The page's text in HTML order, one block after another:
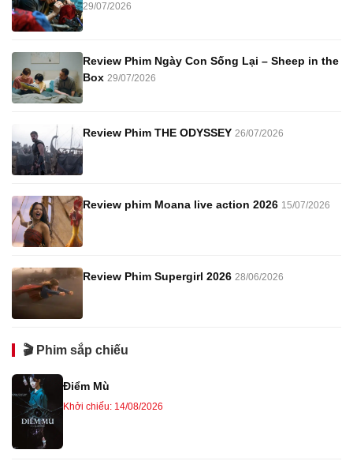
29/07/2026
Review Phim Ngày Con Sống Lại – Sheep in the
Box 29/07/2026
Review Phim THE ODYSSEY 26/07/2026
Review phim Moana live action 2026 15/07/2026
Review Phim Supergirl 2026 28/06/2026
🎬 Phim sắp chiếu
Điểm Mù
Khởi chiếu: 14/08/2026